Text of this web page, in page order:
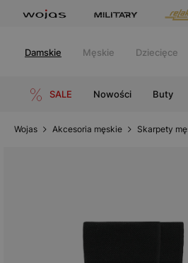
Damskie Męskie Dziecięce
SALE Nowości Buty
Wojas Akcesoria męskie Skarpety